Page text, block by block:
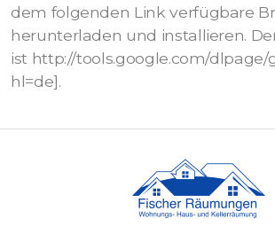
dem folgenden Link verfügbare
herunterladen und installieren.
ist http://tools.google.com/dlpage/
hl=de].